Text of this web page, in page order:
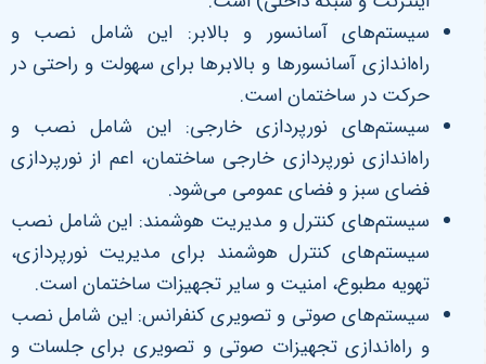
سیستم‌های آسانسور و بالابر: این شامل نصب و
راه‌اندازی آسانسورها و بالابرها برای سهولت و راحتی در
حرکت در ساختمان است.
سیستم‌های نورپردازی خارجی: این شامل نصب و
راه‌اندازی نورپردازی خارجی ساختمان، اعم از نورپردازی
فضای سبز و فضای عمومی می‌شود.
سیستم‌های کنترل و مدیریت هوشمند: این شامل نصب
سیستم‌های کنترل هوشمند برای مدیریت نورپردازی،
تهویه مطبوع، امنیت و سایر تجهیزات ساختمان است.
سیستم‌های صوتی و تصویری کنفرانس: این شامل نصب
و راه‌اندازی تجهیزات صوتی و تصویری برای جلسات و